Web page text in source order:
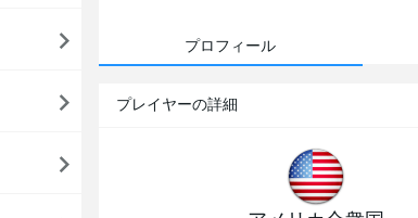
プロフィール
プレイヤーの詳細